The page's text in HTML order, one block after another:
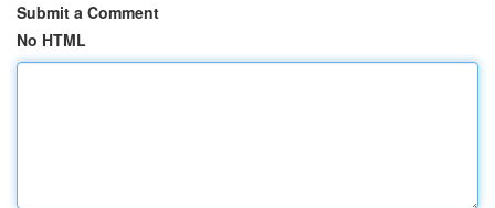
Submit a Comment
No HTML